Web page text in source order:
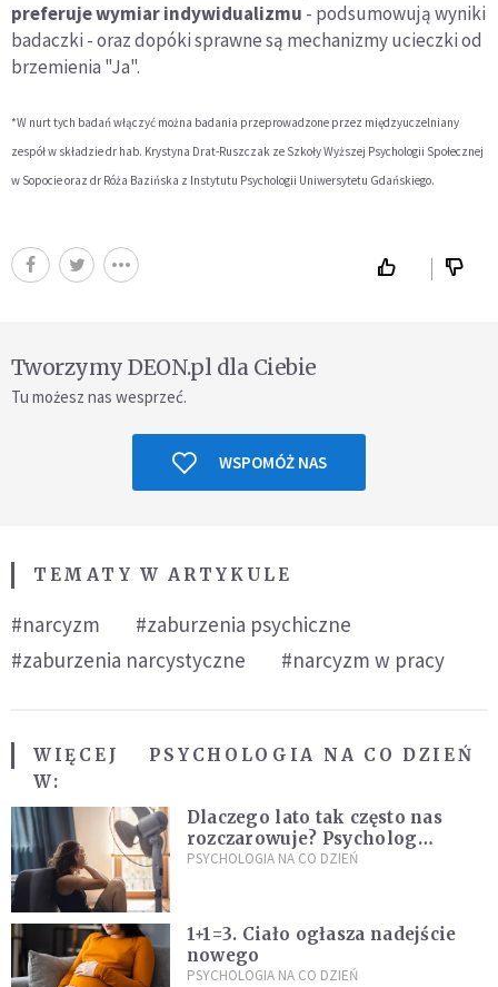
preferuje wymiar indywidualizmu - podsumowują wyniki
badaczki - oraz dopóki sprawne są mechanizmy ucieczki od
brzemienia "Ja".
*W nurt tych badań włączyć można badania przeprowadzone przez międzyuczelniany
zespół w składzie dr hab. Krystyna Drat-Ruszczak ze Szkoły Wyższej Psychologii Społecznej
w Sopocie oraz dr Róża Bazińska z Instytutu Psychologii Uniwersytetu Gdańskiego.
Tworzymy DEON.pl dla Ciebie
Tu możesz nas wesprzeć.
WSPOMÓŻ NAS
TEMATY W ARTYKULE
#narcyzm
#zaburzenia psychiczne
#zaburzenia narcystyczne
#narcyzm w pracy
WIĘCEJ
W:
PSYCHOLOGIA NA CO DZIEŃ
Dlaczego lato tak często nas
rozczarowuje? Psycholog
wyjaśnia, skąd bierze się presja
PSYCHOLOGIA NA CO DZIEŃ
1+1=3. Ciało ogłasza nadejście
nowego
PSYCHOLOGIA NA CO DZIEŃ